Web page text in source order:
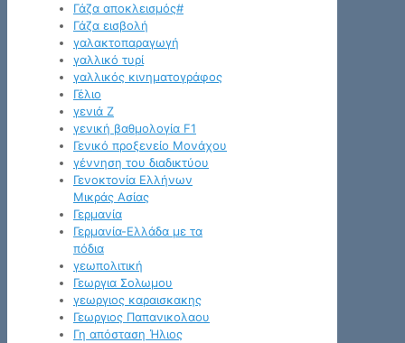
Γάζα αποκλεισμός#
Γάζα εισβολή
γαλακτοπαραγωγή
γαλλικό τυρί
γαλλικός κινηματογράφος
Γέλιο
γενιά Z
γενική βαθμολογία F1
Γενικό προξενείο Μονάχου
γέννηση του διαδικτύου
Γενοκτονία Ελλήνων
Μικράς Ασίας
Γερμανία
Γερμανία-Ελλάδα με τα
πόδια
γεωπολιτική
Γεωργια Σολωμου
γεωργιος καραισκακης
Γεωργιος Παπανικολαου
Γη απόσταση Ήλιος